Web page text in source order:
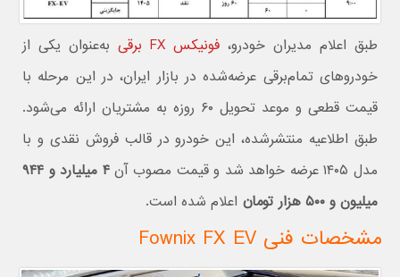
طبق اعلام مدیران خودرو، فونیکس FX برقی
به‌عنوان یکی از
خودروهای تمام‌برقی عرضه‌شده در بازار ایران، در این مرحله با
قیمت قطعی و موعد تحویل ۶۰ روزه به مشتریان ارائه می‌شود.
طبق اطلاعیه منتشرشده، این خودرو در قالب فروش نقدی و با
مدل ۱۴۰۵ عرضه خواهد شد و قیمت مصوب آن
۴ میلیارد و ۹۴۴
میلیون و ۵۰۰ هزار تومان
اعلام شده است.
مشخصات فنی Fownix FX EV